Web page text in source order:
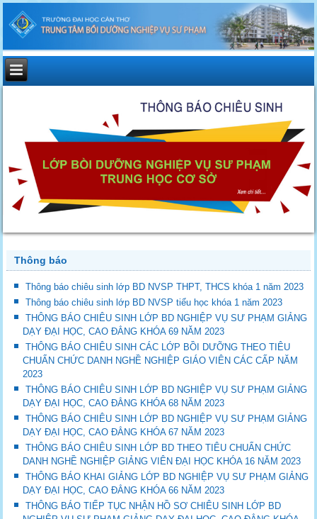
Thông báo
Thông báo chiêu sinh lớp BD NVSP THPT, THCS khóa 1 năm 2023
Thông báo chiêu sinh lớp BD NVSP tiểu học khóa 1 năm 2023
THÔNG BÁO CHIÊU SINH LỚP BD NGHIỆP VỤ SƯ PHẠM GIẢNG
DẠY ĐẠI HỌC, CAO ĐẲNG KHÓA 69 NĂM 2023
THÔNG BÁO CHIÊU SINH CÁC LỚP BỒI DƯỠNG THEO TIÊU
CHUẨN CHỨC DANH NGHỀ NGHIỆP GIÁO VIÊN CÁC CẤP NĂM
2023
THÔNG BÁO CHIÊU SINH LỚP BD NGHIỆP VỤ SƯ PHẠM GIẢNG
DẠY ĐẠI HỌC, CAO ĐẲNG KHÓA 68 NĂM 2023
THÔNG BÁO CHIÊU SINH LỚP BD NGHIỆP VỤ SƯ PHẠM GIẢNG
DẠY ĐẠI HỌC, CAO ĐẲNG KHÓA 67 NĂM 2023
THÔNG BÁO CHIÊU SINH LỚP BD THEO TIÊU CHUẨN CHỨC
DANH NGHỀ NGHIỆP GIẢNG VIÊN ĐẠI HỌC KHÓA 16 NĂM 2023
THÔNG BÁO KHAI GIẢNG LỚP BD NGHIỆP VỤ SƯ PHẠM GIẢNG
DẠY ĐẠI HỌC, CAO ĐẲNG KHÓA 66 NĂM 2023
THÔNG BÁO TIẾP TỤC NHẬN HỒ SƠ CHIÊU SINH LỚP BD